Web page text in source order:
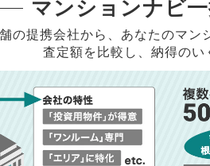
マンションナビ
の提携会社から、 あなたのマン
査定額を比較し、納得のい